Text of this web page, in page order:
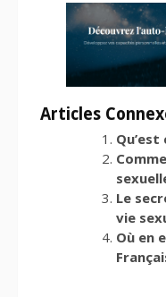
Articles
Le
vie
Où en